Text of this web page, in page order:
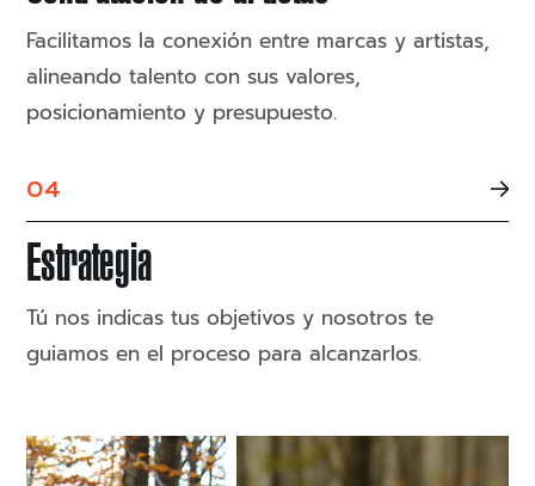
Facilitamos la conexión entre marcas y artistas,
alineando talento con sus valores,
posicionamiento y presupuesto.
04
Estrategia
Tú nos indicas tus objetivos y nosotros te
guiamos en el proceso para alcanzarlos.